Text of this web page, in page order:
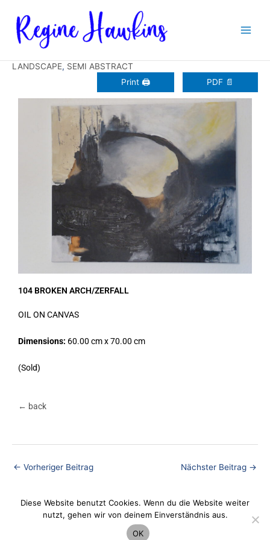
Inhalt
springen
LANDSCAPE, SEMI ABSTRACT
Print 🖨
PDF 📄
104 BROKEN ARCH/ZERFALL
OIL ON CANVAS
Dimensions: 60.00 cm x 70.00 cm
(Sold)
← back
← Vorheriger Beitrag Nächster Beitrag →
Datenschutz
Diese Website benutzt Cookies. Wenn du die Website weiter
nutzt, gehen wir von deinem Einverständnis aus.
OK